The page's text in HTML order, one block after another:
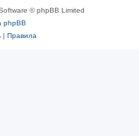
© phpBB Limited
phpBB
| Правила